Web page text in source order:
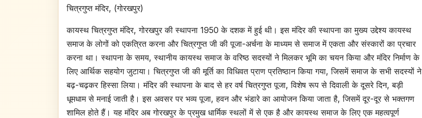
चित्रगुप्त मंदिर, (गोरखपुर)
कायस्थ चित्रगुप्त मंदिर, गोरखपुर की स्थापना 1950 के दशक में हुई थी। इस मंदिर की स्थापना का मुख्य उद्देश्य कायस्थ
समाज के लोगों को एकत्रित करना और चित्रगुप्त जी की पूजा-अर्चना के माध्यम से समाज में एकता और संस्कारों का प्रचार
करना था। स्थापना के समय, स्थानीय कायस्थ समाज के वरिष्ठ सदस्यों ने मिलकर भूमि का चयन किया और मंदिर निर्माण के
लिए आर्थिक सहयोग जुटाया। चित्रगुप्त जी की मूर्ति का विधिवत प्राण प्रतिष्ठान किया गया, जिसमें समाज के सभी सदस्यों ने
बढ़-चढ़कर हिस्सा लिया। मंदिर की स्थापना के बाद से हर वर्ष चित्रगुप्त पूजा, विशेष रूप से दिवाली के दूसरे दिन, बड़ी
धूमधाम से मनाई जाती है। इस अवसर पर भव्य पूजा, हवन और भंडारे का आयोजन किया जाता है, जिसमें दूर-दूर से भक्तगण
शामिल होते हैं। यह मंदिर अब गोरखपुर के प्रमुख धार्मिक स्थलों में से एक है और कायस्थ समाज के लिए एक महत्वपूर्ण